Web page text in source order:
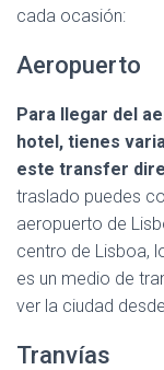
cada ocasión:
Aeropuerto
Para llegar del
hotel, tienes
este transfer
traslado puedes
aeropuerto de
centro de Lisboa,
es un medio de
ver la ciudad
Tranvías